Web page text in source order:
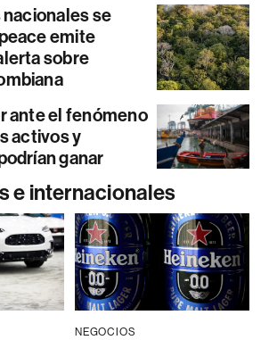
se
emite
sobre
ante el fenómeno
activos y
ganar
e internacionales
NEGOCIOS